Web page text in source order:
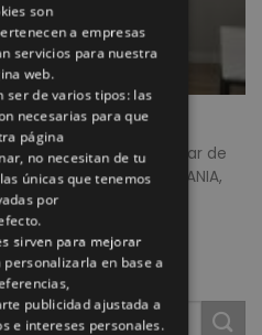
DE VIVIENDA
en una vivienda particular de
cerámicos GRESPANIA,
[...]
son
a empresas
servicios para nuestra
web.
ser de varios tipos: las
necesarias para que
página
no necesitan de tu
únicas que tenemos
por
sirven para mejorar
en base a
publicidad ajustada a
e intereses personales.